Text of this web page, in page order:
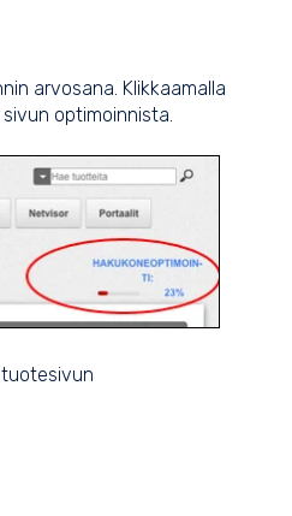
arvosana. Klikkaamalla
optimoinnista.